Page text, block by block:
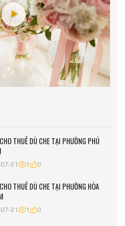
THUÊ DÙ CHE TẠI PHƯỜNG PHÚ
31 1 0
THUÊ DÙ CHE TẠI PHƯỜNG HÒA
31 1 0